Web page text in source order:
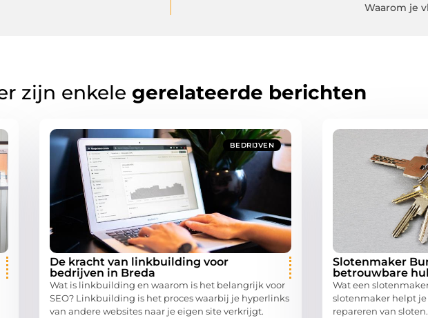
Waarom je
zijn enkele gerelateerde berichten
BEDRIJVEN
De kracht van linkbuilding voor
bedrijven in Breda
Wat is linkbuilding en waarom is het belangrijk voor
SEO? Linkbuilding is het proces waarbij je hyperlinks
van andere websites naar je eigen site verkrijgt.
Slotenmaker
betrouwbare
Wat een
slotenmaker helpt
repareren van